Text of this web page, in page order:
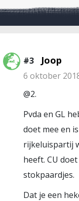
#3 Joop
6 oktober
@2.
Pvda en GL
doet mee en
rijkeluispartij
heeft. CU
stokpaardjes.
Dat je een